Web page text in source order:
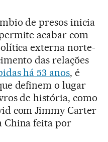
de presos inicia
acabar com
externa norte-
das relações
há 53 anos, é
definem o lugar
de história, como
com Jimmy Carter
China feita por